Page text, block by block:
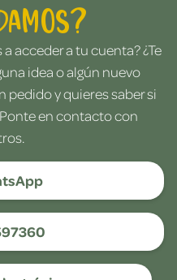
acceder a tu cuenta? ¿Te
idea o algún nuevo
pedido y quieres saber si
en contacto con